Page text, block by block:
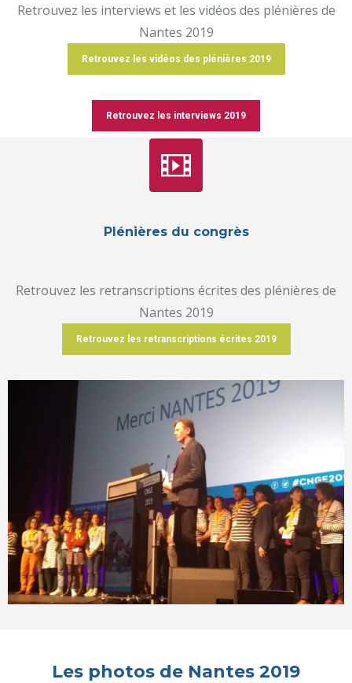
Retrouvez les interviews et les vidéos des plénières de
Nantes 2019
Retrouvez les vidéos des plénières 2019
Retrouvez les interviews 2019
Plénières du congrès
Retrouvez les retranscriptions écrites des plénières de
Nantes 2019
Retrouvez les retranscriptions écrites 2019
Les photos de Nantes 2019